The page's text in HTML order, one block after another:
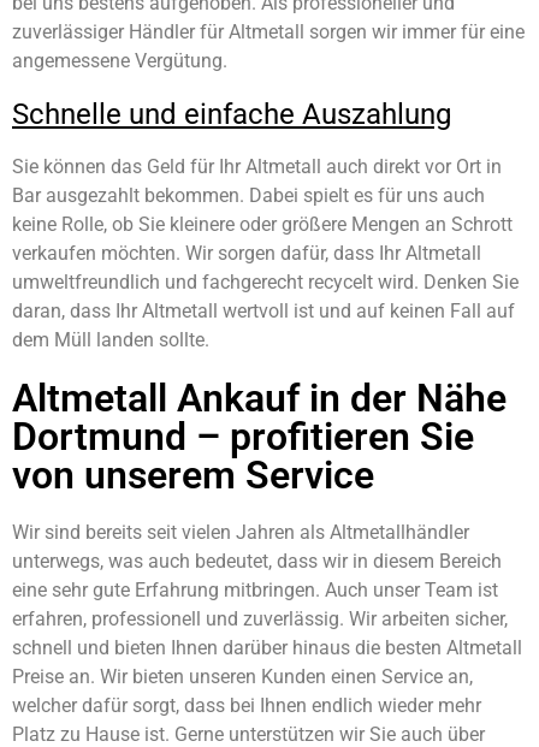
zuverlässiger Händler für Altmetall sorgen wir immer für eine
angemessene Vergütung.
Schnelle und einfache Auszahlung
Sie können das Geld für Ihr Altmetall auch direkt vor Ort in
Bar ausgezahlt bekommen. Dabei spielt es für uns auch
keine Rolle, ob Sie kleinere oder größere Mengen an Schrott
verkaufen möchten. Wir sorgen dafür, dass Ihr Altmetall
umweltfreundlich und fachgerecht recycelt wird. Denken Sie
daran, dass Ihr Altmetall wertvoll ist und auf keinen Fall auf
dem Müll landen sollte.
Altmetall Ankauf in der Nähe
Dortmund – profitieren Sie
von unserem Service
Wir sind bereits seit vielen Jahren als Altmetallhändler
unterwegs, was auch bedeutet, dass wir in diesem Bereich
eine sehr gute Erfahrung mitbringen. Auch unser Team ist
erfahren, professionell und zuverlässig. Wir arbeiten sicher,
schnell und bieten Ihnen darüber hinaus die besten Altmetall
Preise an. Wir bieten unseren Kunden einen Service an,
welcher dafür sorgt, dass bei Ihnen endlich wieder mehr
Platz zu Hause ist. Gerne unterstützen wir Sie auch über